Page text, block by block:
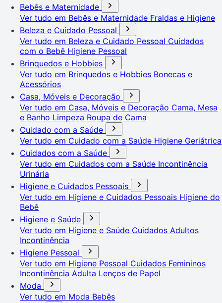
Bebês e Maternidade
Ver tudo em Bebês e Maternidade Fraldas e Higiene
Beleza e Cuidado Pessoal
Ver tudo em Beleza e Cuidado Pessoal Cuidados
com o Bebê Higiene Pessoal
Brinquedos e Hobbies
Ver tudo em Brinquedos e Hobbies Bonecas e
Acessórios
Casa, Móveis e Decoração
Ver tudo em Casa, Móveis e Decoração Cama, Mesa
e Banho Limpeza Roupa de Cama
Cuidado com a Saúde
Ver tudo em Cuidado com a Saúde Higiene Geriátrica
Cuidados com a Saúde
Ver tudo em Cuidados com a Saúde Incontinência
Urinária
Higiene e Cuidados Pessoais
Ver tudo em Higiene e Cuidados Pessoais Higiene do
Bebê
Higiene e Saúde
Ver tudo em Higiene e Saúde Cuidados Adultos
Incontinência
Higiene Pessoal
Ver tudo em Higiene Pessoal Cuidados Femininos
Incontinência Adulta Lenços de Papel
Moda
Ver tudo em Moda Bebês